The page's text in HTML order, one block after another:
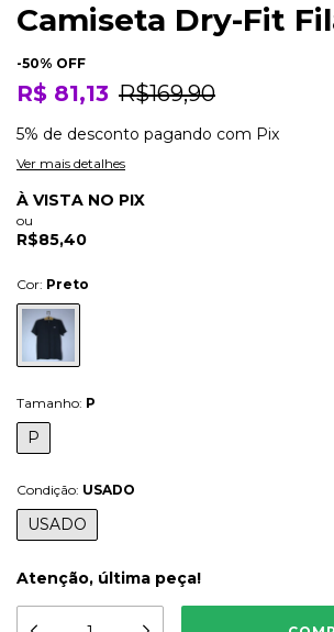
Camiseta Dry-Fit
-50% OFF
R$ 81,13 R$169,90
5% de desconto pagando com Pix
Ver mais detalhes
À VISTA NO PIX
ou
R$85,40
Cor: Preto
Tamanho: P
P
Condição: USADO
USADO
Atenção, última peça!